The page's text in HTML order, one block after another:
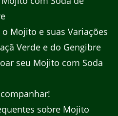
Mojito e suas Variações
Verde e do Gengibre
seu Mojito com Soda
sobre Mojito